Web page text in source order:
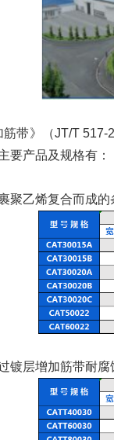
带》（JT/T 517-
要产品及规格有：
乙烯复合而成的
层增加筋带耐